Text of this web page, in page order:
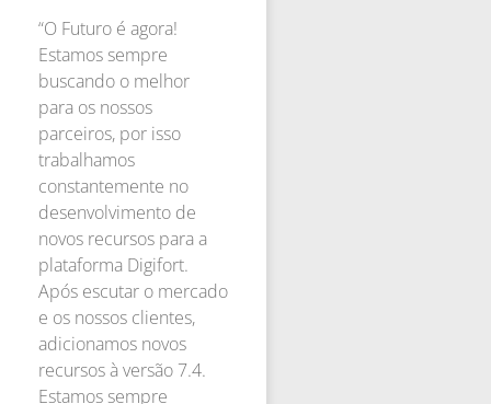
“O Futuro é agora!
Estamos sempre
buscando o melhor
para os nossos
parceiros, por isso
trabalhamos
constantemente no
desenvolvimento de
novos recursos para a
plataforma Digifort.
Após escutar o mercado
e os nossos clientes,
adicionamos novos
recursos à versão 7.4.
Estamos sempre